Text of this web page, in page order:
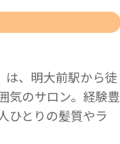
は、明大前駅から徒
気のサロン。経験豊
ひとりの髪質やラ